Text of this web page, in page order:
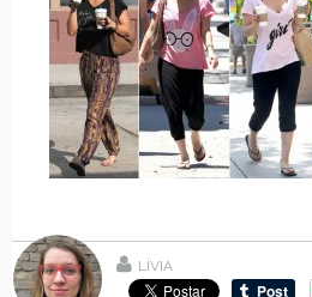
LÍVIA